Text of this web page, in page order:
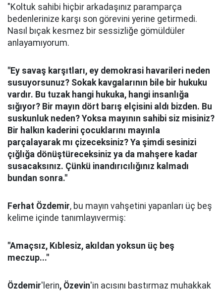
"Koltuk sahibi hiçbir arkadaşınız paramparça
bedenlerinize karşı son görevini yerine getirmedi.
Nasıl bıçak kesmez bir sessizliğe gömüldüler
anlayamıyorum.
"Ey savaş karşıtları, ey demokrasi havarileri neden
susuyorsunuz? Sokak kavgalarının bile bir hukuku
vardır. Bu tuzak hangi hukuka, hangi insanlığa
sığıyor? Bir mayın dört barış elçisini aldı bizden. Bu
suskunluk neden? Yoksa mayının sahibi siz misiniz?
Bir halkın kaderini çocuklarını mayınla
parçalayarak mı çizeceksiniz? Ya şimdi sesinizi
çığlığa dönüştüreceksiniz ya da mahşere kadar
susacaksınız. Çünkü inandırıcılığınız kalmadı
bundan sonra."
Ferhat Özdemir, bu mayın vahşetini yapanları üç beş
kelime içinde tanımlayıvermiş:
"Amaçsız, Kıblesiz, akıldan yoksun üç beş
meczup..."
Özdemir'lerin, Özevin'in acısını bastırmaz muhakkak